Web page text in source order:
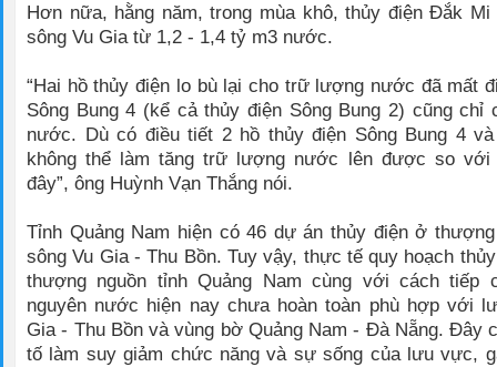
Hơn nữa, hằng năm, trong mùa khô, thủy điện Đắk
sông Vu Gia từ 1,2 - 1,4 tỷ m3 nước.
“Hai hồ thủy điện lo bù lại cho trữ lượng nước đã mất
Sông Bung 4 (kể cả thủy điện Sông Bung 2) cũng chỉ
nước. Dù có điều tiết 2 hồ thủy điện Sông Bung 4
không thể làm tăng trữ lượng nước lên được so
đây”, ông Huỳnh Vạn Thắng nói.
Tỉnh Quảng Nam hiện có 46 dự án thủy điện ở
sông Vu Gia - Thu Bồn. Tuy vậy, thực tế quy hoạch
thượng nguồn tỉnh Quảng Nam cùng với cách tiếp
nguyên nước hiện nay chưa hoàn toàn phù hợp với
Gia - Thu Bồn và vùng bờ Quảng Nam - Đà Nẵng. Đây
tố làm suy giảm chức năng và sự sống của lưu vực,